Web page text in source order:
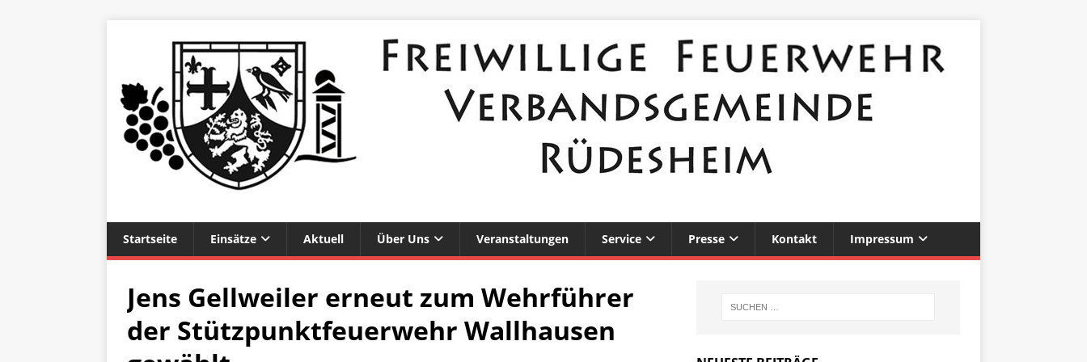
Startseite Einsätze Aktuell Über Uns Veranstaltungen Service Presse Kontakt Impressum
Jens Gellweiler erneut zum Wehrführer
der Stützpunktfeuerwehr Wallhausen